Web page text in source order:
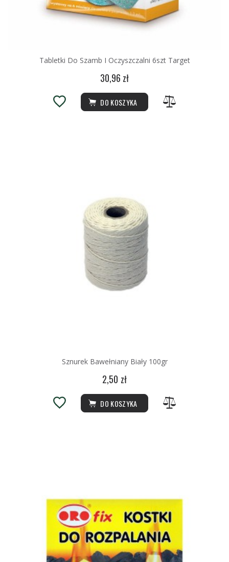
Tabletki Do Szamb I Oczyszczalni 6szt Target
30,96 zł
DO KOSZYKA
Sznurek Bawełniany Biały 100gr
2,50 zł
DO KOSZYKA